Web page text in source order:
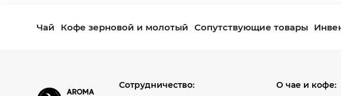
Чай Кофе зерновой и молотый Сопутствующие товары
Сотрудничество: О чае и кофе: